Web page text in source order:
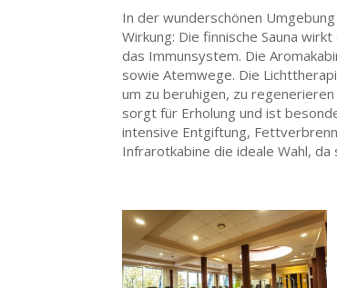
In der wunderschönen
Wirkung: Die finnische Sauna
das Immunsystem. Die
sowie Atemwege. Die
um zu beruhigen, zu
sorgt für Erholung und ist
intensive Entgiftung,
Infrarotkabine die ideale Wahl,